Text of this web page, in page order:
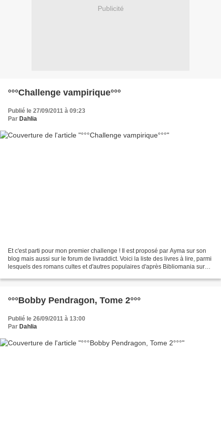
Publicité
°°°Challenge vampirique°°°
Publié le 27/09/2011 à 09:23
Par Dahlia
Et c'est parti pour mon premier challenge ! Il est proposé par Ayma sur son
blog mais aussi sur le forum de livraddict. Voici la liste des livres à lire, parmi
lesquels des romans cultes et d'autres populaires d'après Bibliomania sur
°°°Bobby Pendragon, Tome 2°°°
Publié le 26/09/2011 à 13:00
Par Dahlia